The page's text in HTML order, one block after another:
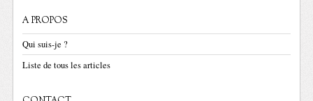
A PROPOS
Qui suis-je ?
Liste de tous les articles